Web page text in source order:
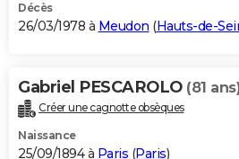
Décès
26/03/1978 à Meudon (Hauts-de-
Gabriel PESCAROLO (81
Créer une cagnotte obsèques
Naissance
25/09/1894 à Paris (Paris)